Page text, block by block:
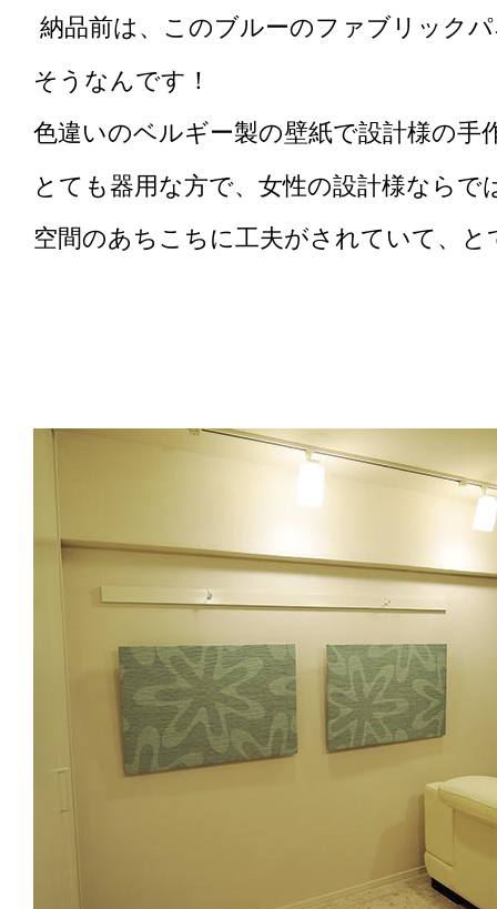
納品前は、このブルーのファブリック
そうなんです！
色違いのベルギー製の壁紙で設計様の手
とても器用な方で、女性の設計様ならで
空間のあちこちに工夫がされていて、と